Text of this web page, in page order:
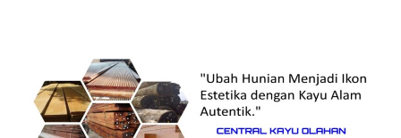
content